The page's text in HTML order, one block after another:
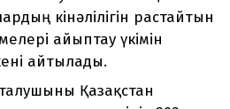
кінәлілігін растайтын
айыптау үкімін
айтылады.
Қазақстан